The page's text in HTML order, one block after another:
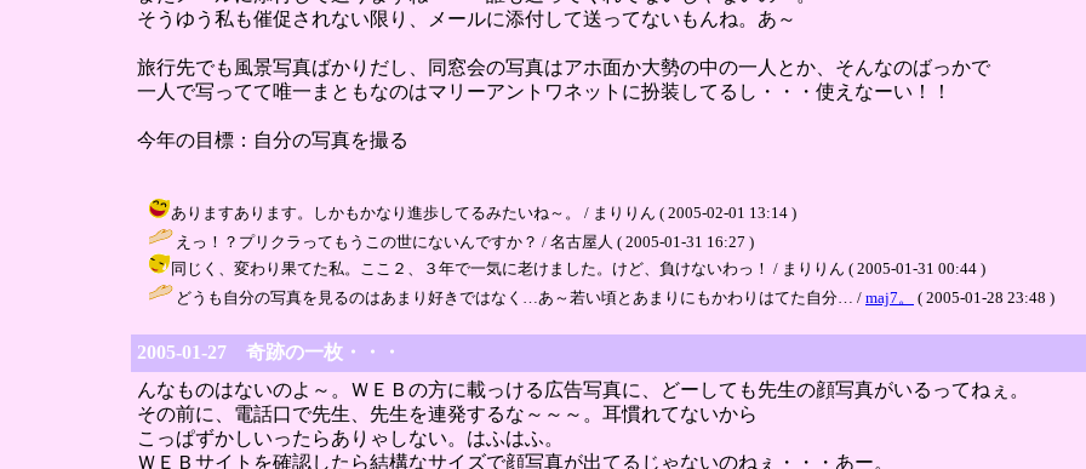
そうゆう私も催促されない限り、メールに添付して送ってないもんね。あ～
旅行先でも風景写真ばかりだし、同窓会の写真はアホ面か大勢の中の一人とか、そんなのばっかで
一人で写ってて唯一まともなのはマリーアントワネットに扮装してるし・・・使えなーい！！
今年の目標：自分の写真を撮る
ありますあります。しかもかなり進歩してるみたいね～。 / まりりん ( 2005-02-01 13:14 )
えっ！？プリクラってもうこの世にないんですか？ / 名古屋人 ( 2005-01-31 16:27 )
同じく、変わり果てた私。ここ２、３年で一気に老けました。けど、負けないわっ！ / まりりん ( 2005-01-31 00:44 )
どうも自分の写真を見るのはあまり好きではなく…あ～若い頃とあまりにもかわりはてた自分… / maj7。 ( 2005-01-28 23:48 )
2005-01-27 奇跡の一枚・・・
んなものはないのよ～。ＷＥＢの方に載っける広告写真に、どーしても先生の顔写真がいるってねぇ。
その前に、電話口で先生、先生を連発するな～～～。耳慣れてないから
こっぱずかしいったらありゃしない。はふはふ。
ＷＥＢサイトを確認したら結構なサイズで顔写真が出てるじゃないのねぇ・・・あー。